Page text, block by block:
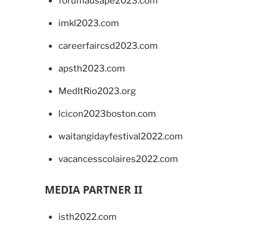
imkl2023.com
careerfaircsd2023.com
apsth2023.com
MedItRio2023.org
lcicon2023boston.com
waitangidayfestival2022.com
vacancesscolaires2022.com
MEDIA PARTNER II
isth2022.com